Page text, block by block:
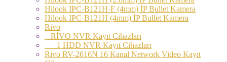
Hilook IPC-B121H-F (4mm) İP Bullet Kamera
Hilook IPC-B121H (4mm) İP Bullet Kamera
Rivo
RİVO NVR Kayıt Cihazları
1 HDD NVR Kayıt Cihazları
Rivo RV-2616N 16 Kanal Network Video Kayıt